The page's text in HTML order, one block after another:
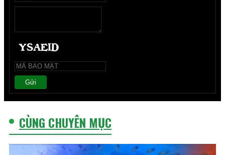
Gửi
CÙNG CHUYÊN MỤC